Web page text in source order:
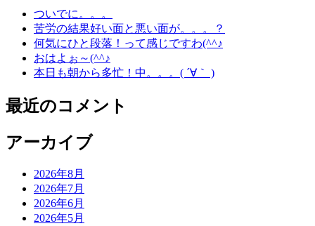
ついでに。。。
苦労の結果好い面と悪い面が。。。？
何気にひと段落！って感じですわ(^^♪
おはよぉ～(^^♪
本日も朝から多忙！中。。。( ´∀｀ )
最近のコメント
アーカイブ
2026年8月
2026年7月
2026年6月
2026年5月